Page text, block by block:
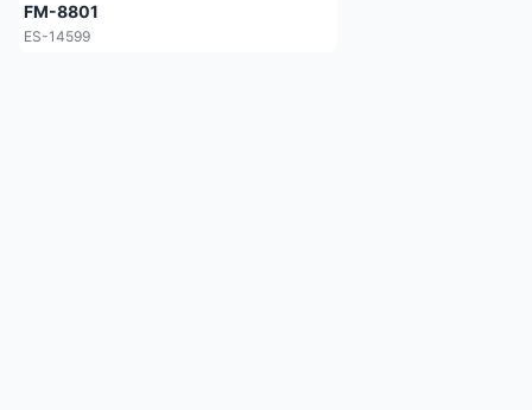
FM-8801
ES-14599